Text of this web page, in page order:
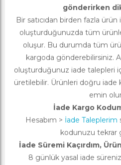
gönderirken
Bir satıcıdan birden fazla
oluşturduğunuzda tüm
oluşur. Bu durumda tüm
kargoda gönderebilirsiniz.
oluşturduğunuz iade talepleri
üretilebilir. Ürünleri doğru
emin
İade Kargo
Hesabım > İade Taleplerim
kodunuzu tekrar
İade Süremi Kaçırdım,
8 günlük yasal iade